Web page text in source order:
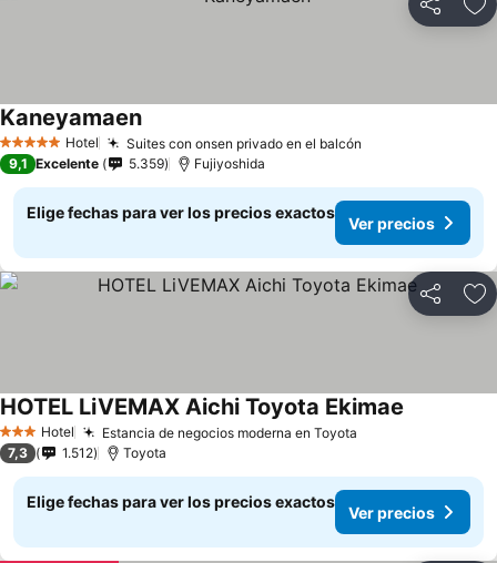
Compartir
5 Estrellas Hotel Suites con onsen privado en el balcón
KaneyamaenVer precios
9,1 Excelente 5.359 Fujiyoshida
Elige fechas para ver los precios exactos
Ver precios
Compartir
3 Estrellas
Hotel Estancia de negocios moderna en Toyota
HOTEL LiVEMAX Aichi Toyota Ekimae
7,3 1.512 Toyota
Elige fechas para ver los precios exactos
Ver precios